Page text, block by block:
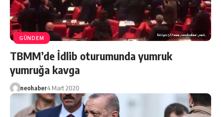
GÜNDEM
TBMM’de İdlib oturumunda yumruk
yumruğa kavga
neohaber4 Mart 2020